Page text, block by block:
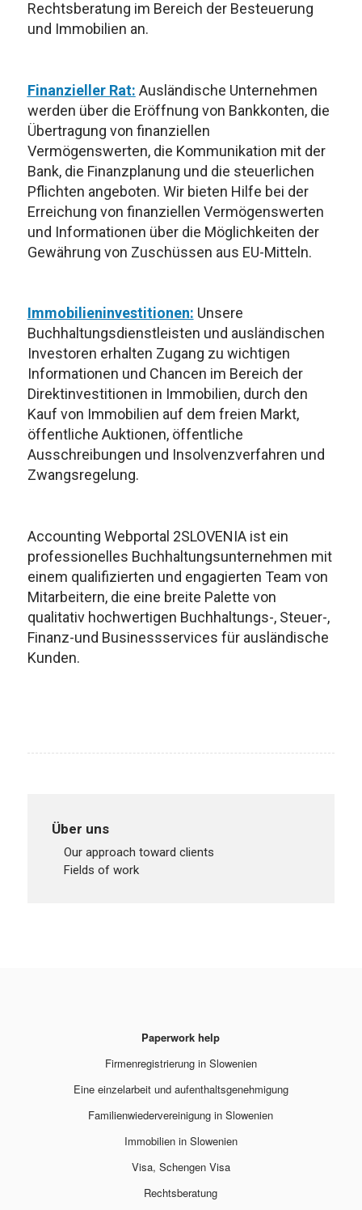
Rechtsberatung im Bereich der Besteuerung
und Immobilien an.
Finanzieller Rat: Ausländische Unternehmen
werden über die Eröffnung von Bankkonten, die
Übertragung von finanziellen
Vermögenswerten, die Kommunikation mit der
Bank, die Finanzplanung und die steuerlichen
Pflichten angeboten. Wir bieten Hilfe bei der
Erreichung von finanziellen Vermögenswerten
und Informationen über die Möglichkeiten der
Gewährung von Zuschüssen aus EU-Mitteln.
Immobilieninvestitionen: Unsere
Buchhaltungsdienstleisten und ausländischen
Investoren erhalten Zugang zu wichtigen
Informationen und Chancen im Bereich der
Direktinvestitionen in Immobilien, durch den
Kauf von Immobilien auf dem freien Markt,
öffentliche Auktionen, öffentliche
Ausschreibungen und Insolvenzverfahren und
Zwangsregelung.
Accounting Webportal 2SLOVENIA ist ein
professionelles Buchhaltungsunternehmen mit
einem qualifizierten und engagierten Team von
Mitarbeitern, die eine breite Palette von
qualitativ hochwertigen Buchhaltungs-, Steuer-,
Finanz-und Businessservices für ausländische
Kunden.
Über uns
our approach toward clients
fields of work
Paperwork help
Firmenregistrierung in Slowenien
Eine einzelarbeit und aufenthaltsgenehmigung
Familienwiedervereinigung in Slowenien
Immobilien in Slowenien
Visa, Schengen Visa
Rechtsberatung